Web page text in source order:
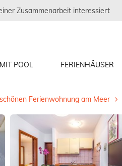
Zusammenarbeit interessiert
POOL FERIENHÄUSER
Ferienwohnung am Meer